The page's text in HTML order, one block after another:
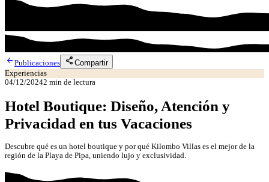
arrow_back Publicaciones share Compartir
Experiencias
04/12/20242 min de lectura
Hotel Boutique: Diseño, Atención y
Privacidad en tus Vacaciones
Descubre qué es un hotel boutique y por qué Kilombo Villas es el mejor de la
región de la Playa de Pipa, uniendo lujo y exclusividad.